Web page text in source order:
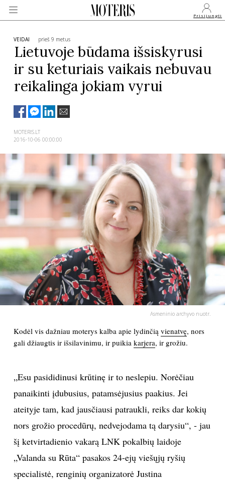
Prisijungti
VEIDAI
MADA
GROŽIS
SVEIKATA
APIE MANE
PSICHOLOGIJA
HOROSKOPAI
ASTROLOGIJA
POLITIKA
LAISVALAIKIS
KINAS
MUZIKA
TEATRAS
VEIDAI prieš 9 metus
Lietuvoje būdama išsiskyrusi
ir su keturiais vaikais nebuvau
reikalinga jokiam vyrui
MOTERIS.LT
2016-10-06 00:00:00
Asmeninio archyvo nuotr.
Kodėl vis dažniau moterys kalba apie lydinčią vienatvę, nors
gali džiaugtis ir išsilavinimu, ir puikia karjera, ir grožiu.
„Esu pasididinusi krūtinę ir to neslepiu. Norėčiau
panaikinti įdubusius, patamsėjusius paakius. Jei
ateityje tam, kad jausčiausi patraukli, reiks dar kokių
nors grožio procedūrų, nedvejodama tą darysiu“, - jau
šį ketvirtadienio vakarą LNK pokalbių laidoje
„Valanda su Rūta“ pasakos 24-ejų viešųjų ryšių
specialistė, renginių organizatorė Justina